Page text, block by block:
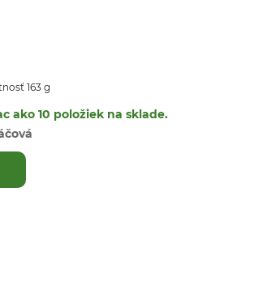
163 g
ako 10 položiek na sklade.